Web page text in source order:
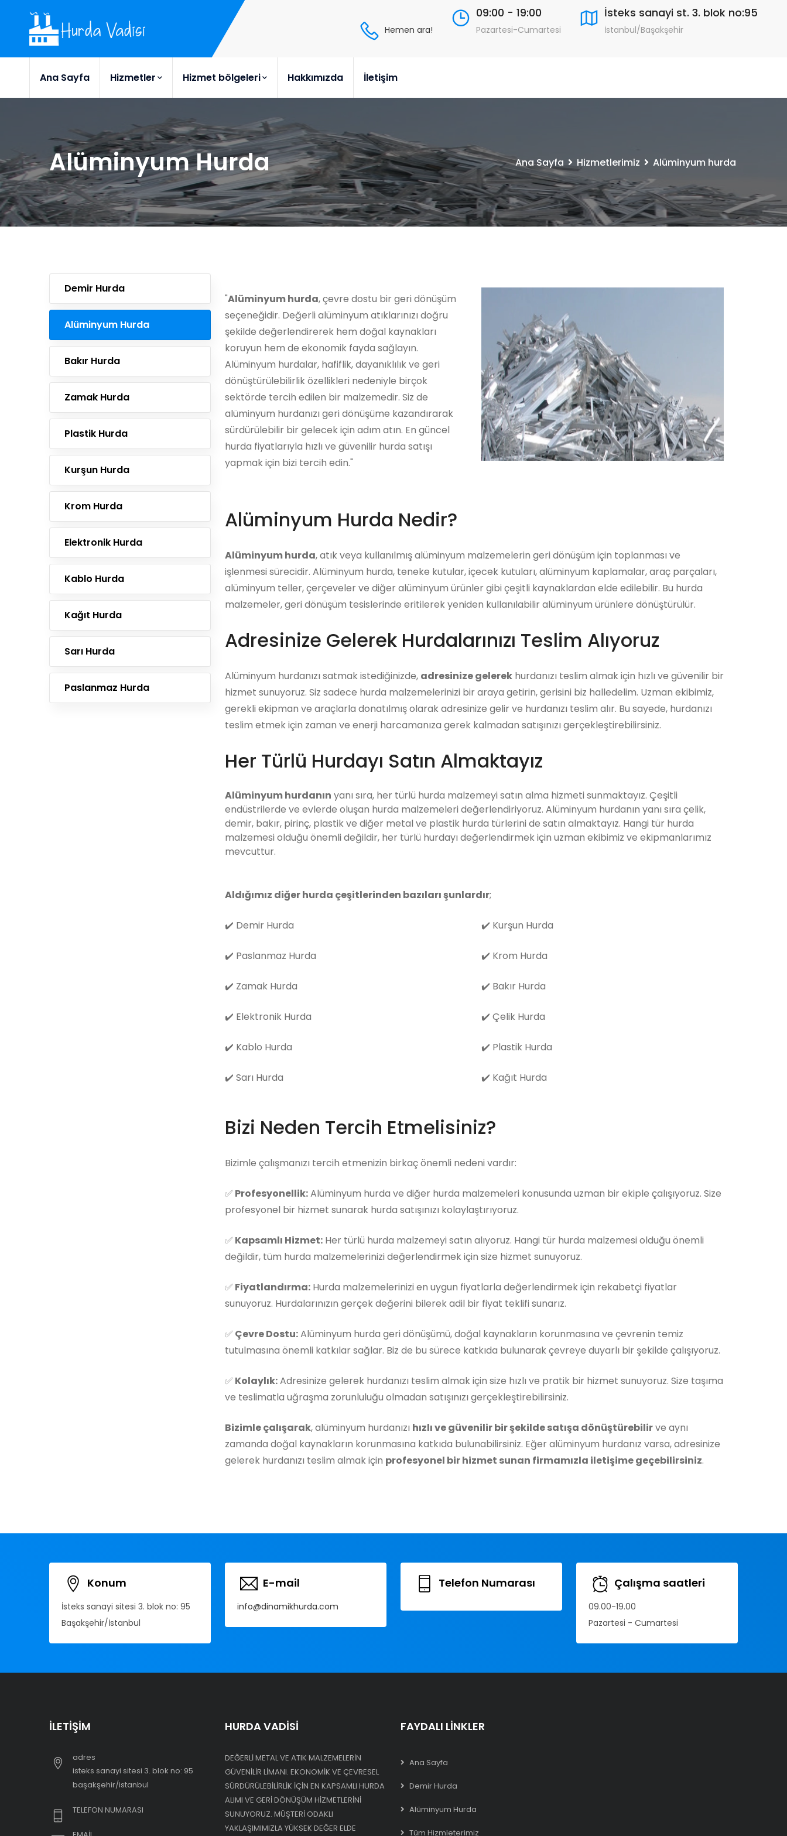
Hemen ara!
09:00 - 19:00
Pazartesi-Cumartesi
İsteks sanayi st. 3. blok no:95
İstanbul/Başakşehir
Ana Sayfa Hizmetler Hizmet bölgeleri Hakkımızda İletişim
Alüminyum Hurda Ana Sayfa Hizmetlerimiz Alüminyum hurda
Demir Hurda
Alüminyum Hurda
Bakır Hurda
Zamak Hurda
Plastik Hurda
Kurşun Hurda
Krom Hurda
Elektronik Hurda
Kablo Hurda
Kağıt Hurda
Sarı Hurda
Paslanmaz Hurda
"Alüminyum hurda, çevre dostu bir geri dönüşüm
seçeneğidir. Değerli alüminyum atıklarınızı doğru
şekilde değerlendirerek hem doğal kaynakları
koruyun hem de ekonomik fayda sağlayın.
Alüminyum hurdalar, hafiflik, dayanıklılık ve geri
dönüştürülebilirlik özellikleri nedeniyle birçok
sektörde tercih edilen bir malzemedir. Siz de
alüminyum hurdanızı geri dönüşüme kazandırarak
sürdürülebilir bir gelecek için adım atın. En güncel
hurda fiyatlarıyla hızlı ve güvenilir hurda satışı
yapmak için bizi tercih edin."
Alüminyum Hurda Nedir?
Alüminyum hurda, atık veya kullanılmış alüminyum malzemelerin geri dönüşüm için toplanması ve
işlenmesi sürecidir. Alüminyum hurda, teneke kutular, içecek kutuları, alüminyum kaplamalar, araç parçaları,
alüminyum teller, çerçeveler ve diğer alüminyum ürünler gibi çeşitli kaynaklardan elde edilebilir. Bu hurda
malzemeler, geri dönüşüm tesislerinde eritilerek yeniden kullanılabilir alüminyum ürünlere dönüştürülür.
Adresinize Gelerek Hurdalarınızı Teslim Alıyoruz
Alüminyum hurdanızı satmak istediğinizde, adresinize gelerek hurdanızı teslim almak için hızlı ve güvenilir bir
hizmet sunuyoruz. Siz sadece hurda malzemelerinizi bir araya getirin, gerisini biz halledelim. Uzman ekibimiz,
gerekli ekipman ve araçlarla donatılmış olarak adresinize gelir ve hurdanızı teslim alır. Bu sayede, hurdanızı
teslim etmek için zaman ve enerji harcamanıza gerek kalmadan satışınızı gerçekleştirebilirsiniz.
Her Türlü Hurdayı Satın Almaktayız
Alüminyum hurdanın yanı sıra, her türlü hurda malzemeyi satın alma hizmeti sunmaktayız. Çeşitli
endüstrilerde ve evlerde oluşan hurda malzemeleri değerlendiriyoruz. Alüminyum hurdanın yanı sıra çelik,
demir, bakır, pirinç, plastik ve diğer metal ve plastik hurda türlerini de satın almaktayız. Hangi tür hurda
malzemesi olduğu önemli değildir, her türlü hurdayı değerlendirmek için uzman ekibimiz ve ekipmanlarımız
mevcuttur.
Aldığımız diğer hurda çeşitlerinden bazıları şunlardır;
✔️ Demir Hurda
✔️ Paslanmaz Hurda
✔️ Zamak Hurda
✔️ Elektronik Hurda
✔️ Kablo Hurda
✔️ Sarı Hurda
✔️ Kurşun Hurda
✔️ Krom Hurda
✔️ Bakır Hurda
✔️ Çelik Hurda
✔️ Plastik Hurda
✔️ Kağıt Hurda
Bizi Neden Tercih Etmelisiniz?
Bizimle çalışmanızı tercih etmenizin birkaç önemli nedeni vardır:
✅ Profesyonellik:Alüminyum hurda ve diğer hurda malzemeleri konusunda uzman bir ekiple çalışıyoruz. Size
profesyonel bir hizmet sunarak hurda satışınızı kolaylaştırıyoruz.
✅ Kapsamlı Hizmet: Her türlü hurda malzemeyi satın alıyoruz. Hangi tür hurda malzemesi olduğu önemli
değildir, tüm hurda malzemelerinizi değerlendirmek için size hizmet sunuyoruz.
✅ Fiyatlandırma: Hurda malzemelerinizi en uygun fiyatlarla değerlendirmek için rekabetçi fiyatlar
sunuyoruz. Hurdalarınızın gerçek değerini bilerek adil bir fiyat teklifi sunarız.
✅ Çevre Dostu:Alüminyum hurda geri dönüşümü, doğal kaynakların korunmasına ve çevrenin temiz
tutulmasına önemli katkılar sağlar. Biz de bu sürece katkıda bulunarak çevreye duyarlı bir şekilde çalışıyoruz.
✅ Kolaylık:Adresinize gelerek hurdanızı teslim almak için size hızlı ve pratik bir hizmet sunuyoruz. Size taşıma
ve teslimatla uğraşma zorunluluğu olmadan satışınızı gerçekleştirebilirsiniz.
Bizimle çalışarak, alüminyum hurdanızı hızlı ve güvenilir bir şekilde satışa dönüştürebilirve aynı
zamanda doğal kaynakların korunmasına katkıda bulunabilirsiniz. Eğer alüminyum hurdanız varsa, adresinize
gelerek hurdanızı teslim almak için profesyonel bir hizmet sunan firmamızla iletişime geçebilirsiniz.
Konum
İsteks sanayi sitesi 3. blok no: 95
Başakşehir/İstanbul
E-mail
info@dinamikhurda.com
Telefon Numarası Çalışma saatleri
09.00-19.00
Pazartesi - Cumartesi
İLETIŞIM
adres
i̇steks sanayi sitesi 3. blok no: 95
başakşehir/i̇stanbul
TELEFON NUMARASI
HURDA VADISI
DEĞERLI METAL VE ATIK MALZEMELERIN
GÜVENILIR LIMANI. EKONOMIK VE ÇEVRESEL
SÜRDÜRÜLEBILIRLIK IÇIN EN KAPSAMLI HURDA
ALIMI VE GERI DÖNÜŞÜM HIZMETLERINI
SUNUYORUZ. MÜŞTERI ODAKLI
YAKLAŞIMIMIZLA YÜKSEK DEĞER ELDE
FAYDALI LINKLER
Ana Sayfa
Demir Hurda
Alüminyum Hurda
Tüm Hizmleterimiz